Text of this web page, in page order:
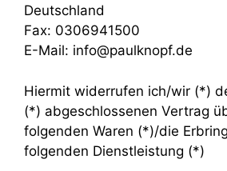
Deutschland
Fax: 0306941500
E-Mail: info@paulknopf.de
Hiermit widerrufen ich/wir (*)
(*) abgeschlossenen Vertrag
folgenden Waren (*)/die
folgenden Dienstleistung (*)